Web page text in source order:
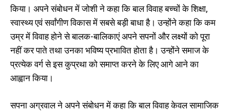
किया। अपने संबोधन में जोशी ने कहा कि बाल विवाह बच्चों के शिक्षा,
स्वास्थ्य एवं सर्वांगीण विकास में सबसे बड़ी बाधा है। उन्होंने कहा कि कम
उम्र में विवाह होने से बालक-बालिकाएं अपने सपनों और लक्ष्यों को पूरा
नहीं कर पाते तथा उनका भविष्य प्रभावित होता है। उन्होंने समाज के
प्रत्येक वर्ग से इस कुप्रथा को समाप्त करने के लिए आगे आने का
आह्वान किया।
सपना अग्रवाल ने अपने संबोधन में कहा कि बाल विवाह केवल सामाजिक